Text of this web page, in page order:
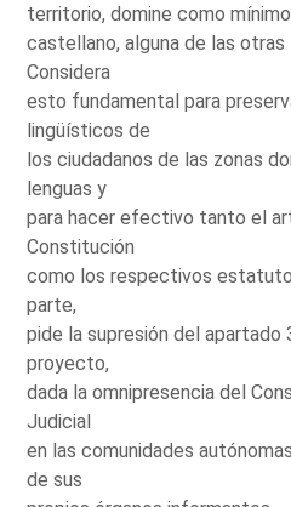
territorio, domine como
castellano, alguna de las otras
Considera
esto fundamental para
lingüísticos de
los ciudadanos de las zonas
lenguas y
para hacer efectivo tanto el
Constitución
como los respectivos
parte,
pide la supresión del
proyecto,
dada la omnipresencia del
Judicial
en las comunidades
de sus